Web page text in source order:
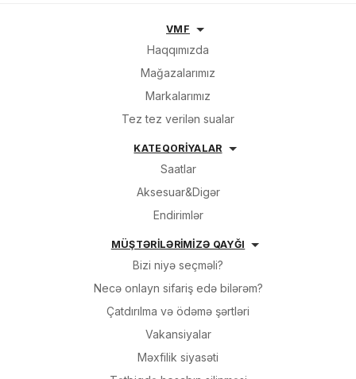
Sifarişin detalları
Məhsul toplam(0)
Sifarişi rəsmiləşdir
Alış-verişə davam et
OK
VMF
Haqqımızda
Mağazalarımız
Markalarımız
Tez tez verilən sualar
KATEQORİYALAR
Saatlar
Aksesuar&Digər
Endirimlər
MÜŞTƏRİLƏRİMİZƏ QAYĞI
Bizi niyə seçməli?
Necə onlayn sifariş edə bilərəm?
Çatdırılma və ödəmə şərtləri
Vakansiyalar
Məxfilik siyasəti